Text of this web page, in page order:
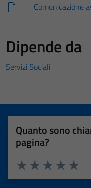
Comunicazione
Dipende da
Servizi Sociali
Quanto sono
pagina?
Valuta 4
Valuta 3
Valuta 2 stelle su
Valuta 1 stelle su 5